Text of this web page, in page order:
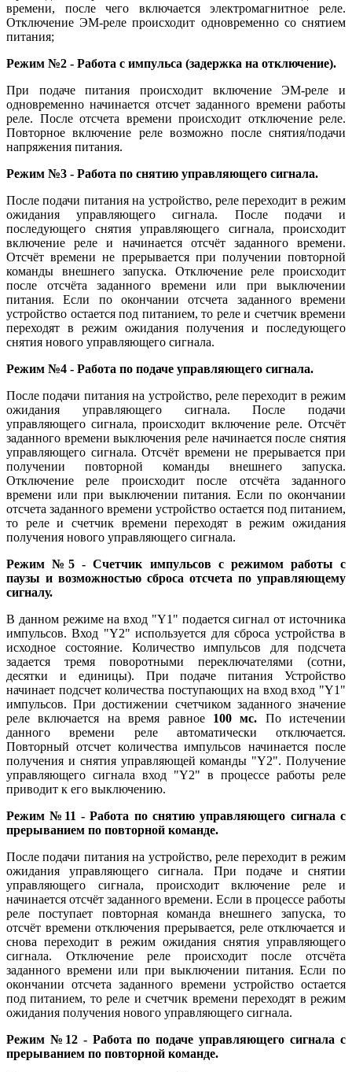
времени, после чего включается электромагнитное реле.
Отключение ЭМ-реле происходит одновременно со снятием
питания;
Режим №2 - Работа с импульса (задержка на отключение).
При подаче питания происходит включение ЭМ-реле и
одновременно начинается отсчет заданного времени работы
реле. После отсчета времени происходит отключение реле.
Повторное включение реле возможно после снятия/подачи
напряжения питания.
Режим №3 - Работа по снятию управляющего сигнала.
После подачи питания на устройство, реле переходит в режим
ожидания управляющего сигнала. После подачи и
последующего снятия управляющего сигнала, происходит
включение реле и начинается отсчёт заданного времени.
Отсчёт времени не прерывается при получении повторной
команды внешнего запуска. Отключение реле происходит
после отсчёта заданного времени или при выключении
питания. Если по окончании отсчета заданного времени
устройство остается под питанием, то реле и счетчик времени
переходят в режим ожидания получения и последующего
снятия нового управляющего сигнала.
Режим №4 - Работа по подаче управляющего сигнала.
После подачи питания на устройство, реле переходит в режим
ожидания управляющего сигнала. После подачи
управляющего сигнала, происходит включение реле. Отсчёт
заданного времени выключения реле начинается после снятия
управляющего сигнала. Отсчёт времени не прерывается при
получении повторной команды внешнего запуска.
Отключение реле происходит после отсчёта заданного
времени или при выключении питания. Если по окончании
отсчета заданного времени устройство остается под питанием,
то реле и счетчик времени переходят в режим ожидания
получения нового управляющего сигнала.
Режим №5 - Счетчик импульсов с режимом работы с
паузы и возможностью сброса отсчета по управляющему
сигналу.
В данном режиме на вход "Y1" подается сигнал от источника
импульсов. Вход "Y2" используется для сброса устройства в
исходное состояние. Количество импульсов для подсчета
задается тремя поворотными переключателями (сотни,
десятки и единицы). При подаче питания Устройство
начинает подсчет количества поступающих на вход вход "Y1"
импульсов. При достижении счетчиком заданного значение
реле включается на время равное 100 мс. По истечении
данного времени реле автоматически отключается.
Повторный отсчет количества импульсов начинается после
получения и снятия управляющей команды "Y2". Получение
управляющего сигнала вход "Y2" в процессе работы реле
приводит к его выключению.
Режим №11 - Работа по снятию управляющего сигнала с
прерыванием по повторной команде.
После подачи питания на устройство, реле переходит в режим
ожидания управляющего сигнала. При подаче и снятии
управляющего сигнала, происходит включение реле и
начинается отсчёт заданного времени. Если в процессе работы
реле поступает повторная команда внешнего запуска, то
отсчёт времени отключения прерывается, реле отключается и
снова переходит в режим ожидания снятия управляющего
сигнала. Отключение реле происходит после отсчёта
заданного времени или при выключении питания. Если по
окончании отсчета заданного времени устройство остается
под питанием, то реле и счетчик времени переходят в режим
ожидания получения нового управляющего сигнала.
Режим №12 - Работа по подаче управляющего сигнала с
прерыванием по повторной команде.